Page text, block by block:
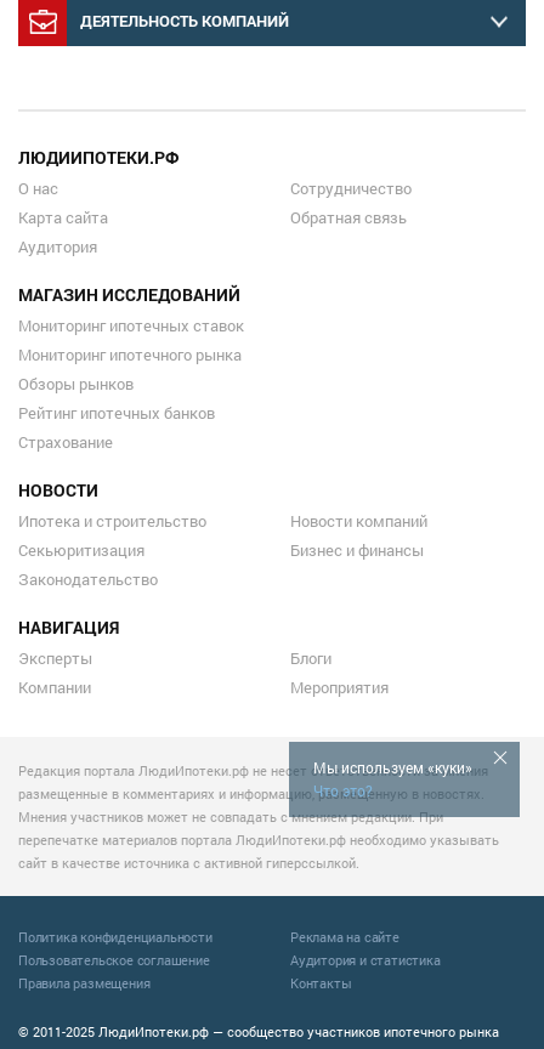
ДЕЯТЕЛЬНОСТЬ КОМПАНИЙ
Мы используем «куки»
Что это?
ЛЮДИИПОТЕКИ.РФ
О нас
Карта сайта
Аудитория
Сотрудничество
Обратная связь
МАГАЗИН ИССЛЕДОВАНИЙ
Мониторинг ипотечных ставок
Мониторинг ипотечного рынка
Обзоры рынков
Рейтинг ипотечных банков
Страхование
НОВОСТИ
Ипотека и строительство
Секьюритизация
Законодательство
Новости компаний
Бизнес и финансы
НАВИГАЦИЯ
Эксперты
Компании
Блоги
Мероприятия
Редакция портала ЛюдиИпотеки.рф не несет ответственности за мнения
размещенные в комментариях и информацию, размещенную в новостях.
Мнения участников может не совпадать с мнением редакции. При
перепечатке материалов портала ЛюдиИпотеки.рф необходимо указывать
сайт в качестве источника с активной гиперссылкой.
© 2011-2025 ЛюдиИпотеки.рф — сообщество участников ипотечного рынка
Политика конфиденциальности
Пользовательское соглашение
Правила размещения
Реклама на сайте
Аудитория и статистика
Контакты